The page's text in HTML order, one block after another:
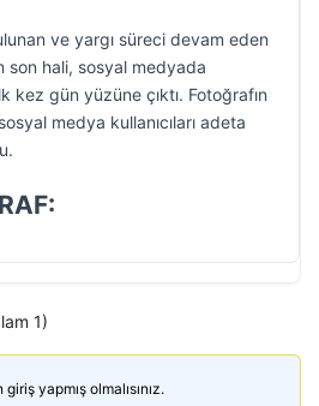
ve yargı süreci devam eden
son hali, sosyal medyada
kez gün yüzüne çıktı. Fotoğrafın
medya kullanıcıları adeta
1)
yapmış olmalısınız.